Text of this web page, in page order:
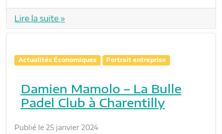
Lire la suite »
Actualités Économiques Portrait entreprise
Damien Mamolo – La Bulle
Padel Club à Charentilly
Publié le 25 janvier 2024